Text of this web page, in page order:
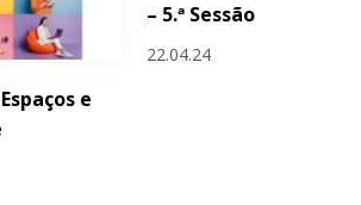
e
– 5.ª Sessão
22.04.24